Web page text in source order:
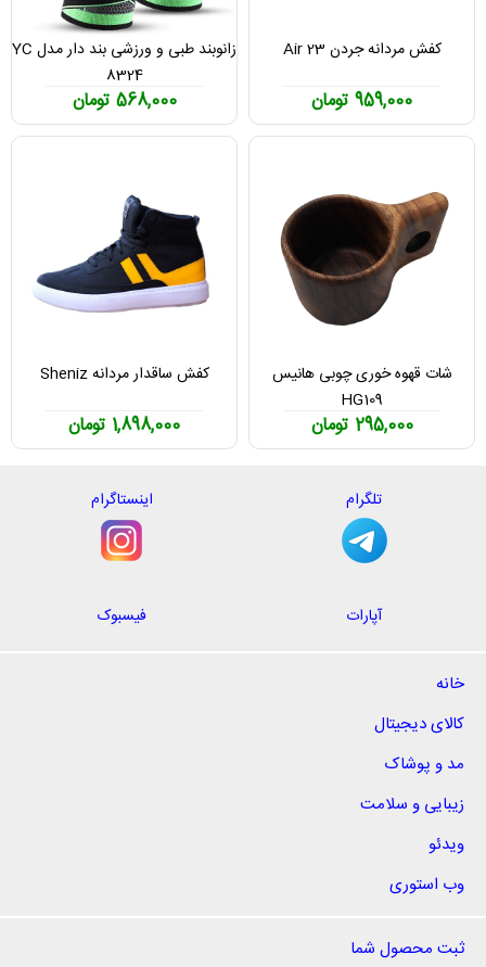
کفش مردانه جردن Air 23
959,000 تومان
زانوبند طبی و ورزشی بند دار مدل YC
8324
568,000 تومان
شات قهوه خوری چوبی هانیس
HG109
295,000 تومان
کفش ساقدار مردانه Sheniz
1,898,000 تومان
تلگرام اینستاگرام
آپارات فیسبوک
خانه
کالای دیجیتال
مد و پوشاک
زیبایی و سلامت
ویدئو
وب استوری
ثبت محصول شما